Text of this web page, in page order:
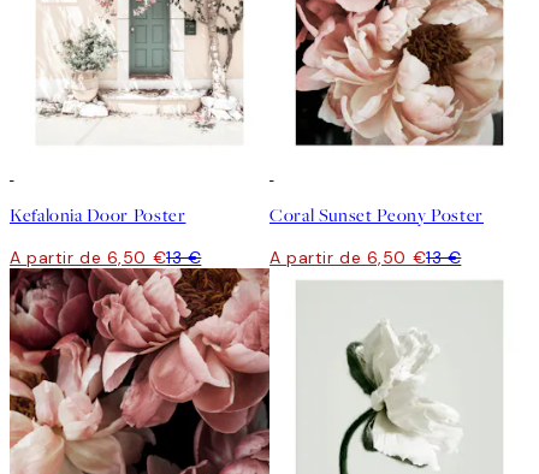
Kefalonia Door Poster
A partir de 6,50 €13 €
Coral Sunset Peony Poster
A partir de 6,50 €13 €